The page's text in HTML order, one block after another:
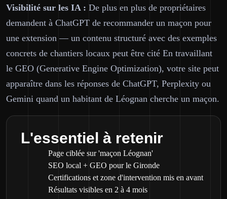
Visibilité sur les IA : De plus en plus de propriétaires
demandent à ChatGPT de recommander un maçon pour
une extension — un contenu structuré avec des exemples
concrets de chantiers locaux peut être cité En travaillant
le GEO (Generative Engine Optimization), votre site peut
apparaître dans les réponses de ChatGPT, Perplexity ou
Gemini quand un habitant de Léognan cherche un maçon.
L'essentiel à retenir
Page ciblée sur 'maçon Léognan'
SEO local + GEO pour le Gironde
Certifications et zone d'intervention mis en avant
Résultats visibles en 2 à 4 mois